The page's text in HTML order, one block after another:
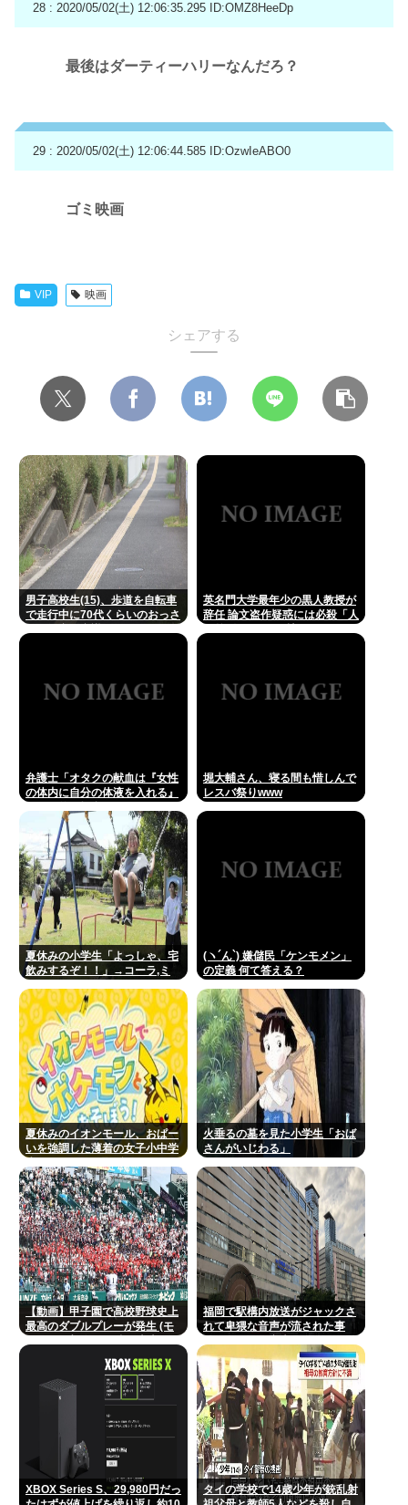
28 : 2020/05/02(土) 12:06:35.295 ID:OMZ8HeeDp
最後はダーティーハリーなんだろ？
29 : 2020/05/02(土) 12:06:44.585 ID:OzwIeABO0
ゴミ映画
VIP 映画
シェアする
男子高校生(15)、歩道を自転車
で走行中に70代くらいのおっさ
英名門大学最年少の黒人教授が
辞任 論文盗作疑惑には必殺「人
弁護士「オタクの献血は『女性
の体内に自分の体液を入れる』
意性交罪に当たる」
堀大輔さん、寝る間も惜しんで
レスバ祭りwww
夏休みの小学生「よっしゃ、宅
飲みするぞ！！」→コーラ,ミ
(ヽ´ん`) 嫌儲民「ケンモメン」
の定義 何て答える？
夏休みのイオンモール、おぱー
いを強調した薄着の女子小中学
の？
火垂るの墓を見た小学生「おば
さんがいじわる」
【動画】甲子園で高校野球史上
最高のダブルプレーが発生 (モ
高)これもうプロ野球超えてる
福岡で駅構内放送がジャックさ
れて卑猥な音声が流された事
画だった
XBOX Series S、29,980円だっ
タイの学校で14歳少年が銃乱射